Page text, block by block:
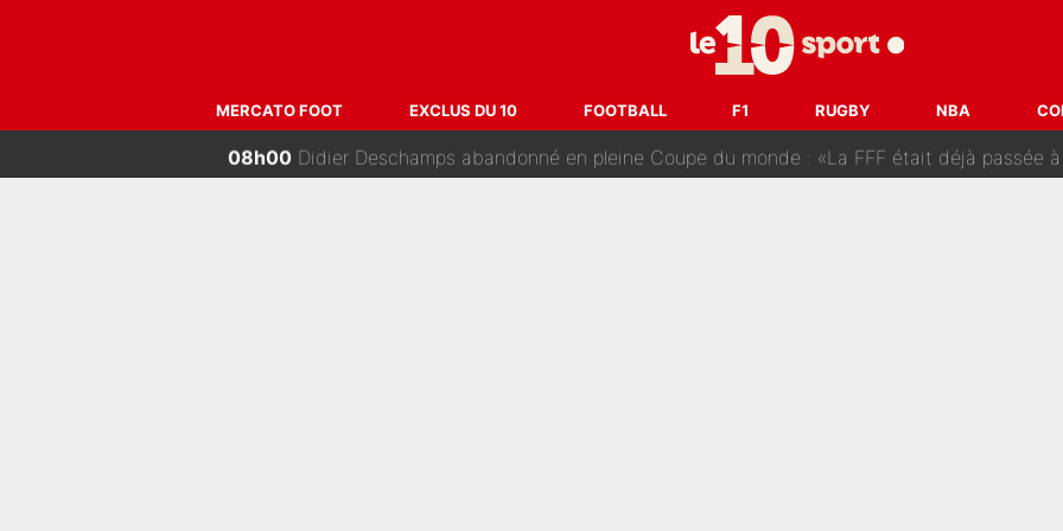
MERCATO FOOT EXCLUS DU 10 FOOTBALL F1 RUGBY NBA
«Il est très heureux et impatient» : Les révélations de la famille Zidane sur sa prise de